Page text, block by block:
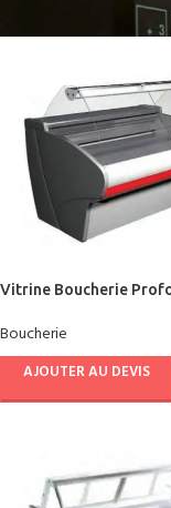
Vitrine Boucherie
Boucherie
AJOUTER AU DEVIS